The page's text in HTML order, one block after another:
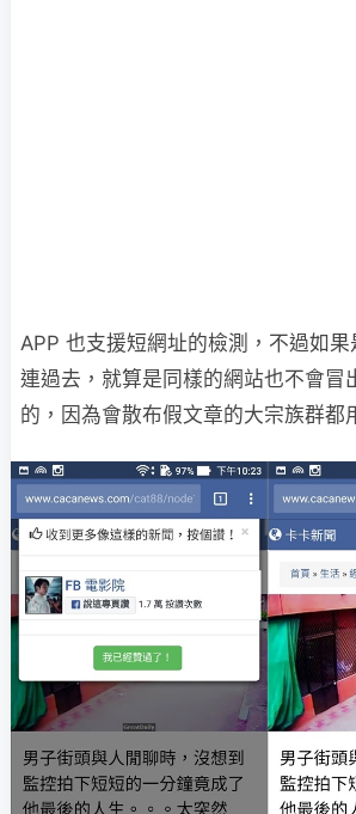
APP 也支援短網址的檢測，不過如
連過去，就算是同樣的網站也不會冒
的，因為會散布假文章的大宗族群都